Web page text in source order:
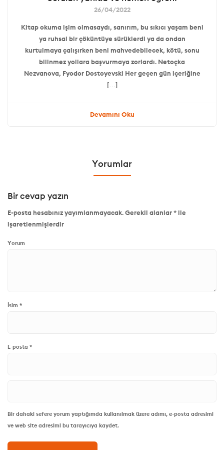
26/04/2022
Kitap okuma işim olmasaydı, sanırım, bu sıkıcı yaşam beni
ya ruhsal bir çöküntüye sürüklerdi ya da ondan
kurtulmaya çalışırken beni mahvedebilecek, kötü, sonu
bilinmez yollara başvurmaya zorlardı. Netoçka
Nezvanova, Fyodor Dostoyevski Her geçen gün içeriğine
[…]
Devamını Oku
Yorumlar
Bir cevap yazın
E-posta hesabınız yayımlanmayacak.Gerekli alanlar*ile
işaretlenmişlerdir
Yorum
İsim *
E-posta *
Bir dahaki sefere yorum yaptığımda kullanılmak üzere adımı, e-posta adresimi
ve web site adresimi bu tarayıcıya kaydet.